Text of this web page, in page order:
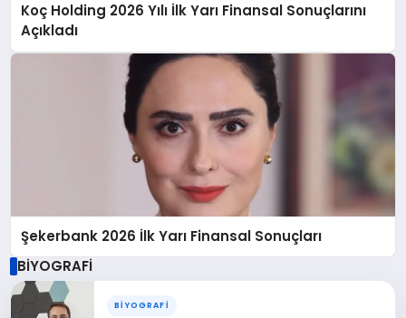
Koç Holding 2026 Yılı İlk Yarı Finansal Sonuçlarını
Açıkladı
Şekerbank 2026 İlk Yarı Finansal Sonuçları
BİYOGRAFİ
BİYOGRAFİ